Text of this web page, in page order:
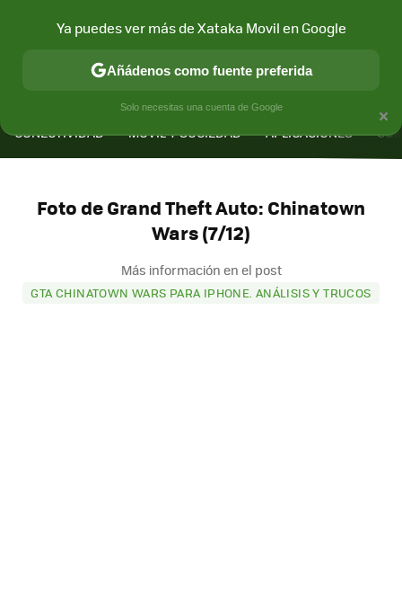
CONECTIVIDAD MÓVIL Y SOCIEDAD APLICACIONES
Foto de Grand Theft Auto: Chinatown
Wars (7/12)
Más información en el post
GTA CHINATOWN WARS PARA IPHONE. ANÁLISIS Y TRUCOS
×
Ya puedes ver más de Xataka Movil en Google
Añádenos como fuente preferida
Solo necesitas una cuenta de Google